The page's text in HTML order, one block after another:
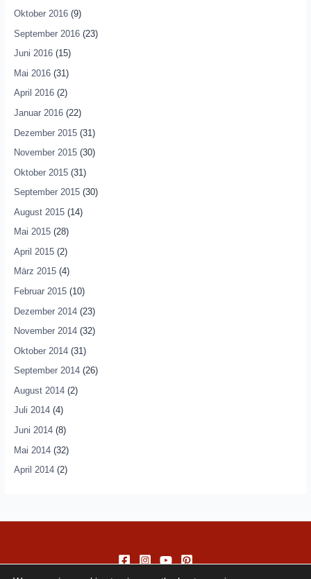
Oktober 2016(9)
September 2016(23)
Juni 2016(15)
Mai 2016(31)
April 2016(2)
Januar 2016(22)
Dezember 2015(31)
November 2015(30)
Oktober 2015(31)
September 2015(30)
August 2015(14)
Mai 2015(28)
April 2015(2)
März 2015(4)
Februar 2015(10)
Dezember 2014(23)
November 2014(32)
Oktober 2014(31)
September 2014(26)
August 2014(2)
Juli 2014(4)
Juni 2014(8)
Mai 2014(32)
April 2014(2)